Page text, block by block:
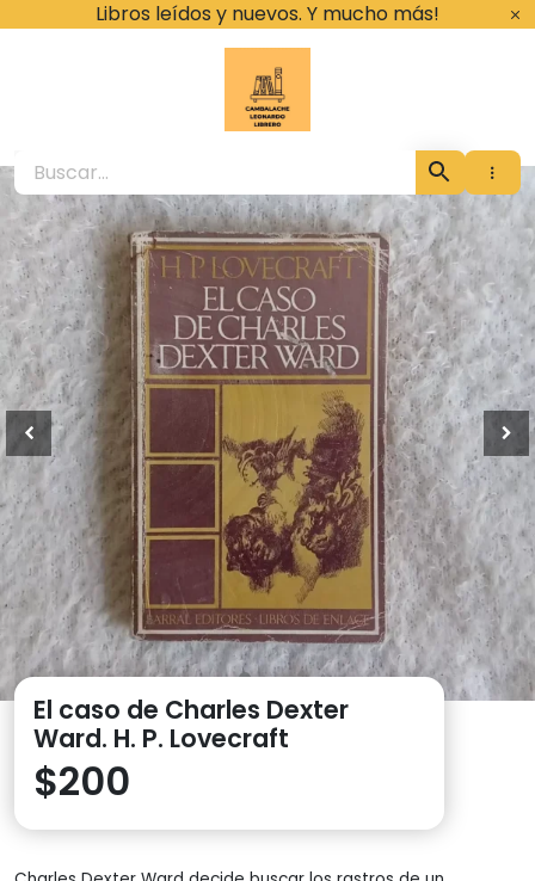
Libros leídos y nuevos. Y mucho más!
Cambalache
El caso de Charles Dexter
Ward. H. P. Lovecraft
$200